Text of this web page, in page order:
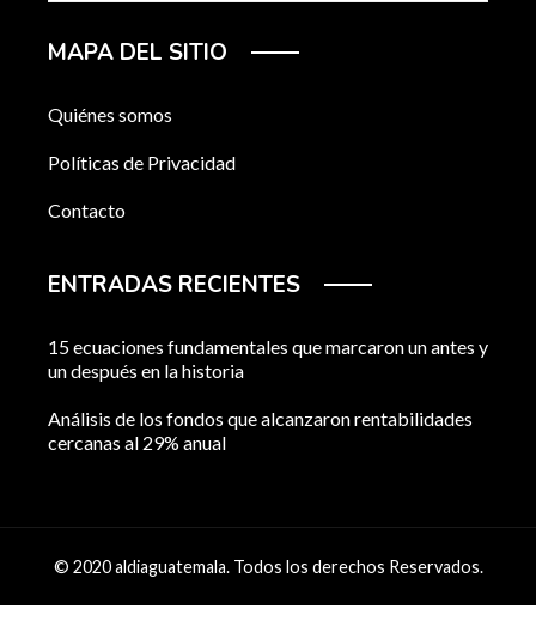
MAPA DEL SITIO
Quiénes somos
Políticas de Privacidad
Contacto
ENTRADAS RECIENTES
15 ecuaciones fundamentales que marcaron un antes y
un después en la historia
Análisis de los fondos que alcanzaron rentabilidades
cercanas al 29% anual
© 2020 aldiaguatemala. Todos los derechos Reservados.